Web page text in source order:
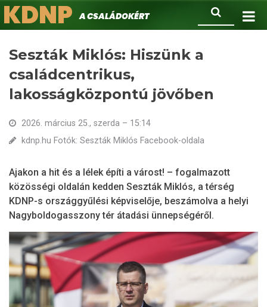
Ugrás
a
Keresés
KDNPA családokért.
Seszták Miklós: Hiszünk a
családcentrikus,
lakosságközpontú jövőben
2026. március 25., szerda – 15:14
kdnp.hu Fotók: Seszták Miklós Facebook-oldala
Ajakon a hit és a lélek építi a várost! – fogalmazott
közösségi oldalán kedden Seszták Miklós, a térség
KDNP-s országgyűlési képviselője, beszámolva a helyi
Nagyboldogasszony tér átadási ünnepségéről.